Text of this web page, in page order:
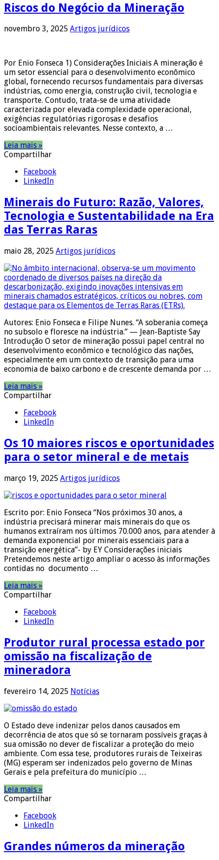
Riscos do Negócio da Mineração
novembro 3, 2025 Artigos jurídicos
Por Enio Fonseca 1) Considerações Iniciais A mineração é
um setor essencial para o desenvolvimento econômico
global, fornecendo recursos fundamentais para diversas
indústrias, como energia, construção civil, tecnologia e
transporte. Contudo, trata-se de uma atividade
caracterizada por elevada complexidade operacional,
exigências regulatórias rigorosas e desafios
socioambientais relevantes. Nesse contexto, a …
Leia mais »
Compartilhar
Facebook
LinkedIn
Minerais do Futuro: Razão, Valores,
Tecnologia e Sustentabilidade na Era
das Terras Raras
maio 28, 2025 Artigos jurídicos
Autores: Enio Fonseca e Filipe Nunes. “A soberania começa
no subsolo e floresce na indústria.” — Jean-Baptiste Say
Introdução O setor de mineração possui papel central no
desenvolvimento econômico e tecnológico das nações,
especialmente em um contexto de transição para uma
economia de baixo carbono e de crescente demanda por …
Leia mais »
Compartilhar
Facebook
LinkedIn
Os 10 maiores riscos e oportunidades
para o setor mineral e de metais
março 19, 2025 Artigos jurídicos
Escrito por: Enio Fonseca “Nos próximos 30 anos, a
indústria precisará minerar mais minerais do que os
humanos extraíram nos últimos 70.000 anos, para atender à
demanda exponencial por minerais essenciais para a
transição energética”- by EY Considerações iniciais
Pretendemos neste artigo ampliar o acesso às informações
contidas no documento …
Leia mais »
Compartilhar
Facebook
LinkedIn
Produtor rural processa estado por
omissão na fiscalização de
mineradora
fevereiro 14, 2025 Notícias
O Estado deve indenizar pelos danos causados em
decorrência de atos que só se tornaram possíveis graças à
sua omissão no dever de fiscalizar a proteção do meio
ambiente. Com essa tese, produtores rurais de Teixeiras
(MG) esperam ser indenizados pelo governo de Minas
Gerais e pela prefeitura do município …
Leia mais »
Compartilhar
Facebook
LinkedIn
Grandes números da mineração